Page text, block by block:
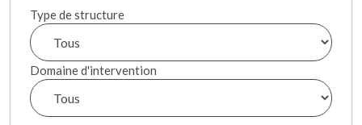
Type de structure
Domaine d'intervention